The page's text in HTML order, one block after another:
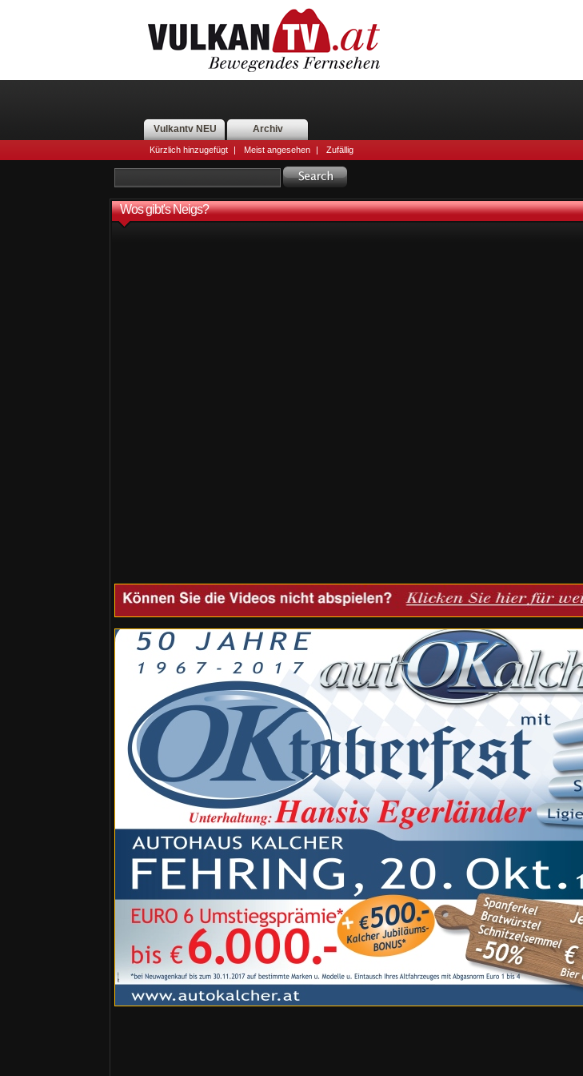
Vulkantv NEU Archiv
Kürzlich hinzugefügt | Meist angesehen | Zufällig
Wos gibt's Neigs?